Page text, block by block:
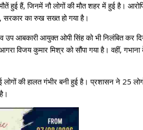
हैं, जिनमें नौ लोगों की मौत शहर में हुई है।
सरकार का रुख सख्त हो गया है।
आबकारी आयुक्त ओपी सिंह को भी निलंबित कर
विजय कुमार मिश्र को सौंपा गया है। वहीं,
की हालत गंभीर बनी हुई है। प्रशासन ने 25